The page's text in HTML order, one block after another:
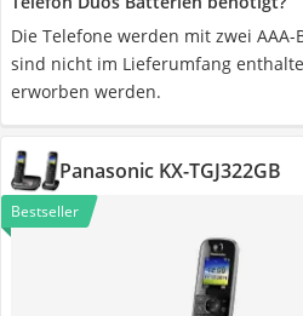
Die Telefone werden mit zwei
sind nicht im Lieferumfang
erworben werden.
Panasonic KX-TGJ322GB
Bestseller